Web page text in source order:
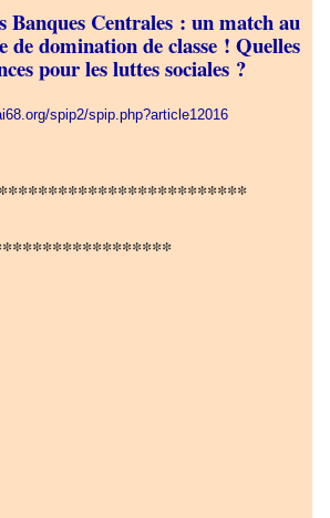
Banques Centrales : un match au
de domination de classe ! Quelles
pour les luttes sociales ?
spip2/spip.php?article12016